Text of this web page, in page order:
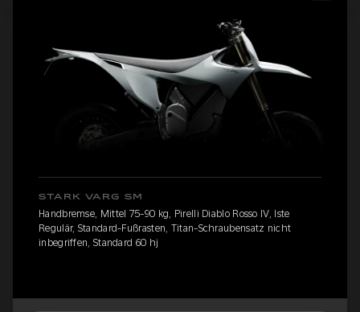
STARK VARG SM
Handbremse, Mittel 75-90 kg, Pirelli Diablo Rosso IV, Iste
Regulär, Standard-Fußrasten, Titan-Schraubensatz nicht
inbegriffen, Standard 60 hj